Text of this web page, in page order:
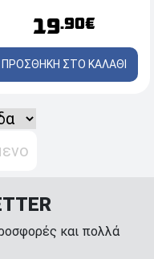
19.90€
ΠΡΟΣΘΗΚΗ ΣΤΟ ΚΑΛΑΘΙ
και πολλά